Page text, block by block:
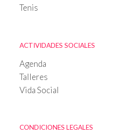
Tenis
ACTIVIDADES SOCIALES
Agenda
Talleres
Vida Social
CONDICIONES LEGALES